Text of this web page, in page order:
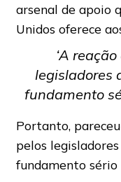
arsenal de apoio
Unidos oferece
‘A
legisladores
fundamento
Portanto,
pelos
fundamento